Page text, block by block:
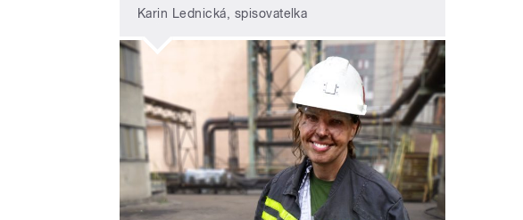
Karin Lednická, spisovatelka